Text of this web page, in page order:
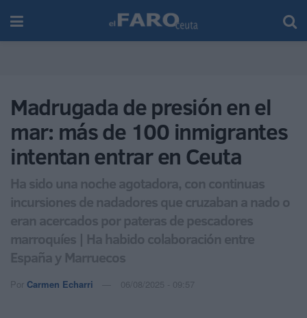
Madrugada de presión en el
mar: más de 100 inmigrantes
intentan entrar en Ceuta
Ha sido una noche agotadora, con continuas
incursiones de nadadores que cruzaban a nado o
eran acercados por pateras de pescadores
marroquíes | Ha habido colaboración entre
España y Marruecos
Por Carmen Echarri 06/08/2025 - 09:57